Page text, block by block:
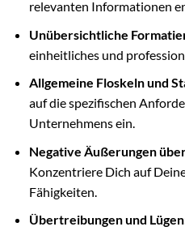
relevanten Informationen
Unübersichtliche
einheitliches und
Allgemeine Floskeln und
auf die spezifischen
Unternehmens ein.
Negative Äußerungen
Konzentriere Dich auf
Fähigkeiten.
Übertreibungen und